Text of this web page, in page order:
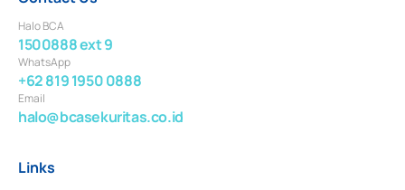
Halo BCA
1500888 ext 9
WhatsApp
+62 819 1950 0888
Email
halo@bcasekuritas.co.id
Links